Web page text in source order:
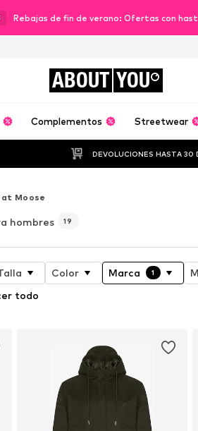
Rebajas de fin de verano: Ofertas con
ABOUT YOU
Complementos Streetwear
DEVOLUCIONES HASTA 30
Moose
hombres 19
Color Marca 1
todo